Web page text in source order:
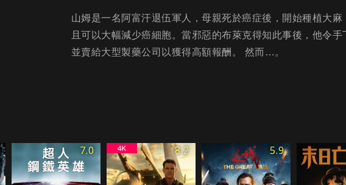
山姆是一名阿富汗退伍軍人，母親死於癌症後，開始種植大
且可以大幅減少癌細胞。當邪惡的布萊克得知此事後，他令
並賣給大型製藥公司以獲得高額報酬。 然而…。
7.0 8.2 5.9